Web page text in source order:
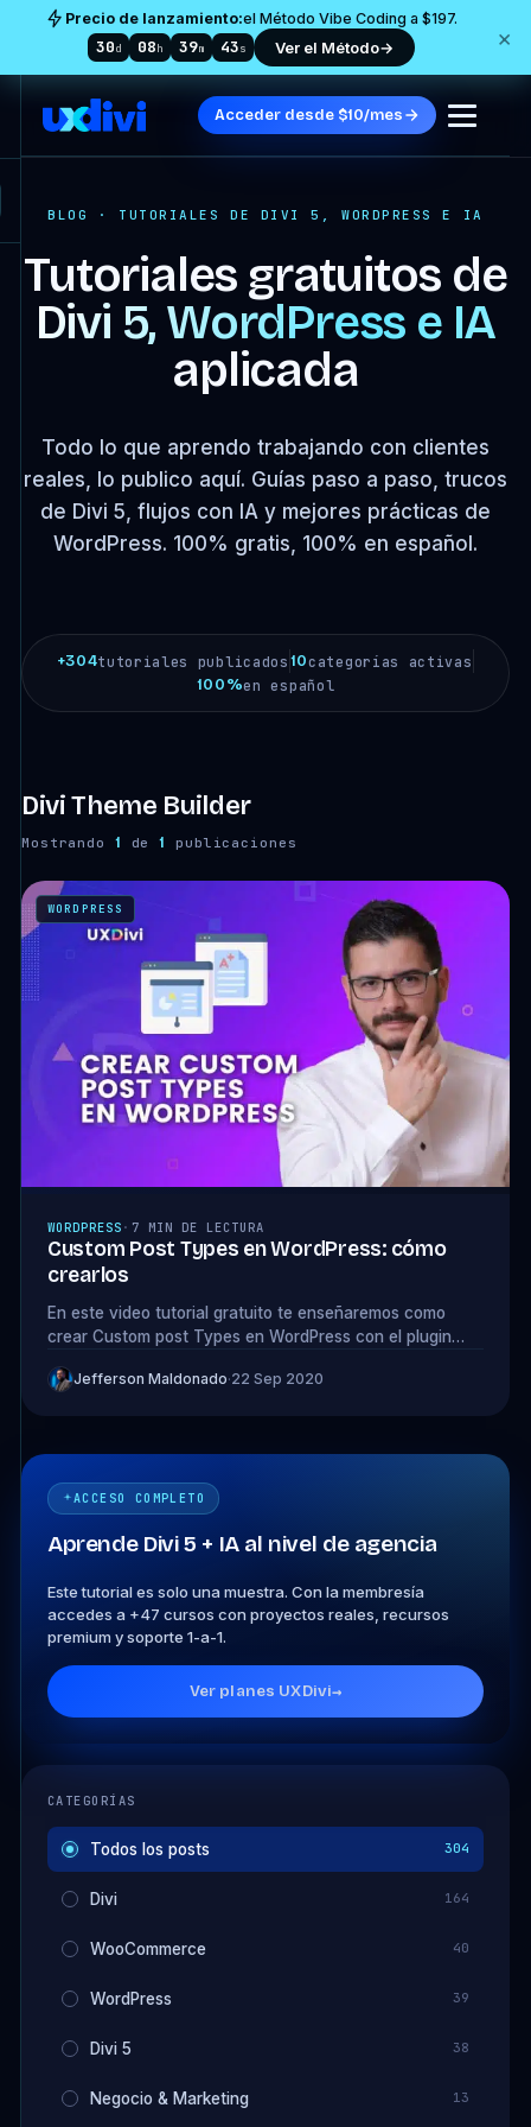
Precio de lanzamiento:el Método Vibe Coding a $197.
30d 08h 39m 42s Ver el Método→ ×
Acceder desde $10/mes
BLOG · TUTORIALES DE DIVI 5, WORDPRESS E IA
Tutoriales gratuitos de
Divi 5, WordPress e IA
aplicada
Todo lo que aprendo trabajando con clientes
reales, lo publico aquí. Guías paso a paso, trucos
de Divi 5, flujos con IA y mejores prácticas de
WordPress. 100% gratis, 100% en español.
+304tutoriales publicados 10categorías activas
100%en español
ACCESO COMPLETO
Aprende Divi 5 + IA al nivel de agencia
Este tutorial es solo una muestra. Con la membresía
accedes a +47 cursos con proyectos reales, recursos
premium y soporte 1-a-1.
Ver planes UXDivi→
CATEGORÍAS
Todos los posts 304
Divi 164
WooCommerce 40
WordPress 39
Divi 5 38
Negocio & Marketing 13
Divi Theme Builder
Mostrando 1 de1 publicaciones
WORDPRESS
WORDPRESS · 7 MIN DE LECTURA
Custom Post Types en WordPress: cómo
crearlos
En este video tutorial gratuito te enseñaremos como
crear Custom post Types en WordPress con el plugin
Jefferson Maldonado·22 Sep 2020